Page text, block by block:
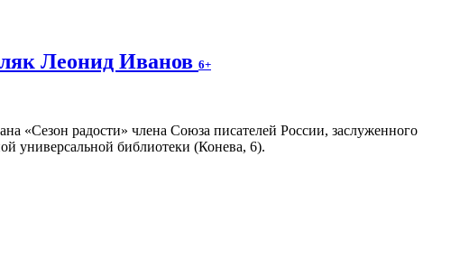
Леонид Иванов 6+
«Сезон радости» члена Союза писателей России, заслуженного
универсальной библиотеки (Конева, 6).